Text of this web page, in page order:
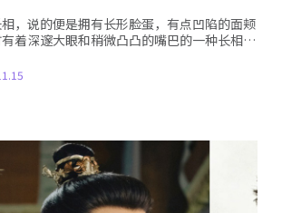
，说的便是拥有长形脸蛋，有点凹陷的面颊
着深邃大眼和稍微凸凸的嘴巴的一种长相…